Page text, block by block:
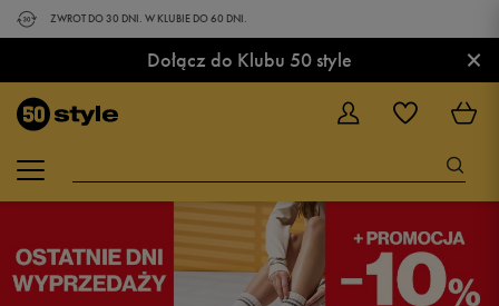
ZWROT DO 30 DNI. W KLUBIE DO 60 DNI.
Dołącz do Klubu 50 style ×